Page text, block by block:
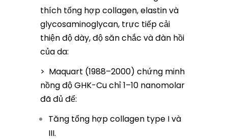
thích tổng hợp collagen, elastin và
glycosaminoglycan, trực tiếp cải
thiện độ dày, độ săn chắc và đàn hồi
của da:
> Maquart (1988–2000) chứng minh
nồng độ GHK-Cu chỉ 1–10 nanomolar
đã đủ để:
Tăng tổng hợp collagen type I và
III.